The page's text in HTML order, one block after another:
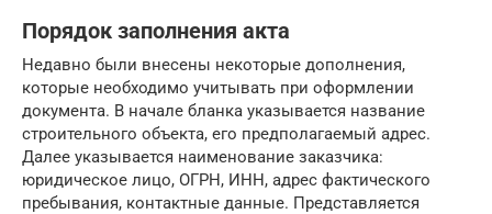
Порядок заполнения акта
Недавно были внесены некоторые дополнения,
которые необходимо учитывать при оформлении
документа. В начале бланка указывается название
строительного объекта, его предполагаемый адрес.
Далее указывается наименование заказчика:
юридическое лицо, ОГРН, ИНН, адрес фактического
пребывания, контактные данные. Представляется